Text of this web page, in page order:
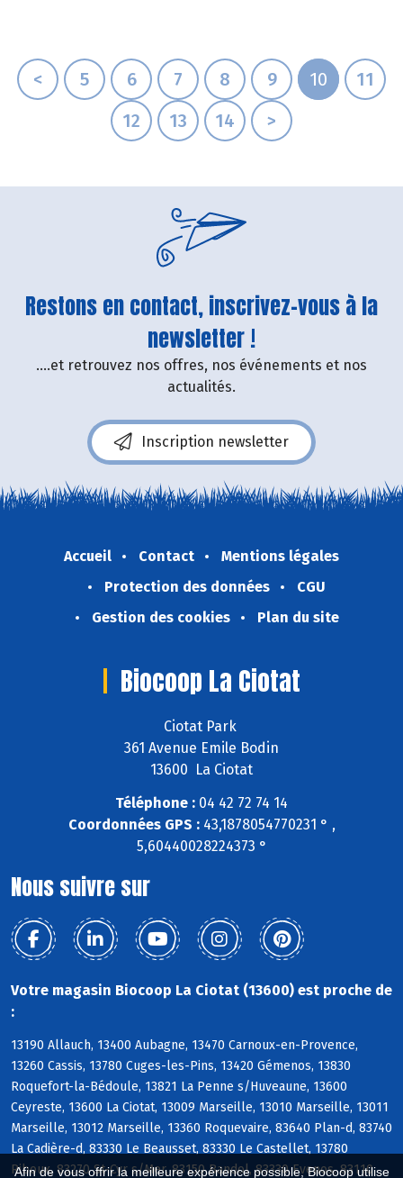
Afin de vous offrir la meilleure expérience possible, Biocoop utilise
< 5 6 7 8 9 10
11
12
13 14 >
Restons en contact, inscrivez-vous à la
newsletter !
....et retrouvez nos offres, nos événements et nos
actualités.
Inscription newsletter
Accueil Contact
Mentions légales
Protection des données
CGU
Gestion des cookies
Plan du site
Biocoop La Ciotat
Ciotat Park
361 Avenue Emile Bodin
13600 La Ciotat
Téléphone : 04 42 72 74 14
Coordonnées GPS :43,1878054770231 ° ,
5,60440028224373 °
Nous suivre sur
Votre magasin Biocoop La Ciotat (13600) est proche de
:
13190 Allauch, 13400 Aubagne, 13470 Carnoux-en-Provence,
13260 Cassis, 13780 Cuges-les-Pins, 13420 Gémenos, 13830
Roquefort-la-Bédoule, 13821 La Penne s/Huveaune, 13600
Ceyreste, 13600 La Ciotat, 13009 Marseille, 13010 Marseille, 13011
Marseille, 13012 Marseille, 13360 Roquevaire, 83640 Plan-d, 83740
La Cadière-d, 83330 Le Beausset, 83330 Le Castellet, 13780
Riboux, 83270 St-Cyr s/Mer, 83150 Bandol, 83330 Evenos, 83110